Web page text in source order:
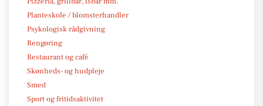
Planteskole / blomsterhandler
Psykologisk rådgivning
Rengøring
Restaurant og café
Skønheds- og hudpleje
Smed
Sport og fritidsaktivitet